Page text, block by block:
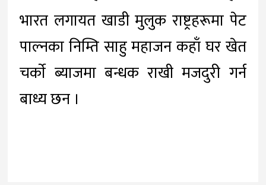
भारत लगायत खाडी मुलुक राष्ट्रहरूमा पेट
पाल्नका निम्ति साहु महाजन कहाँ घर खेत
चर्काे ब्याजमा बन्धक राखी मजदुरी गर्न
बाध्य छन ।